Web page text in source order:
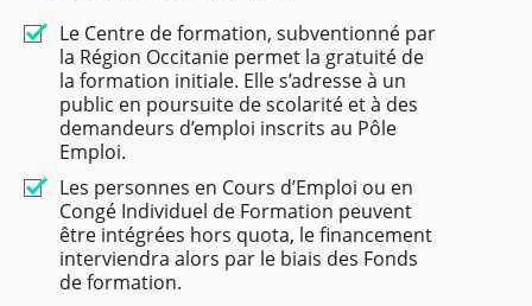
Le Centre de formation, subventionné par
la Région Occitanie permet la gratuité de
la formation initiale. Elle s’adresse à un
public en poursuite de scolarité et à des
demandeurs d’emploi inscrits au Pôle
Emploi.
Les personnes en Cours d’Emploi ou en
Congé Individuel de Formation peuvent
être intégrées hors quota, le financement
interviendra alors par le biais des Fonds
de formation.